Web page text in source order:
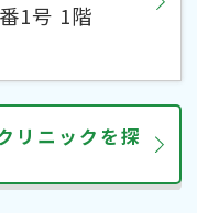
1号 1階
リニックを探